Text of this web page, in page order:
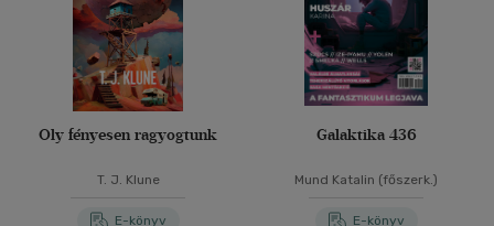
Oly fényesen ragyogtunk
T. J. Klune
E-könyv
Galaktika 436
Mund Katalin (főszerk.)
E-könyv